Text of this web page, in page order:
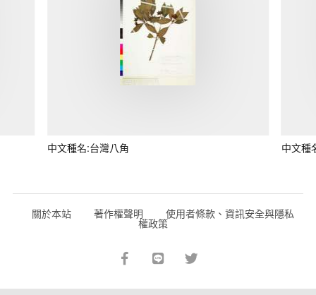
中文種名:台灣八角 中文種
關於本站 著作權聲明 使用者條款、資訊安全與隱私
權政策